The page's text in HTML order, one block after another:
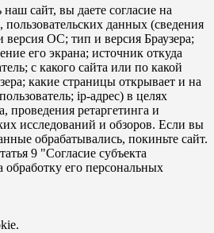
сайт, вы даете согласие на
данных (сведения
ОС; тип и версия Браузера;
его экрана; источник откуда
с какого сайта или по какой
какие страницы открывает и на
ip-адрес) в целях
проведения ретаргетинга и
исследований и обзоров. Если вы
обрабатывались, покиньте сайт.
9 "Согласие субъекта
его персональных